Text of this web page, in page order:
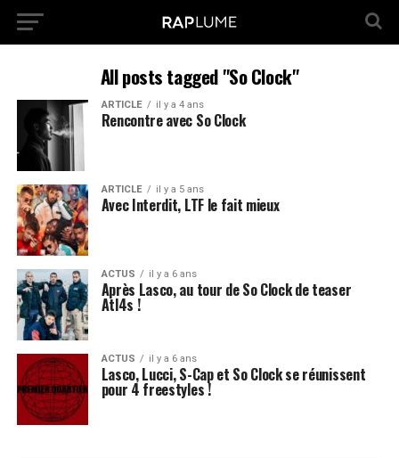
All posts tagged "So Clock"
ARTICLE il y a 4 ans
Rencontre avec So Clock
ARTICLE il y a 5 ans
Avec Interdit, LTF le fait mieux
ACTUS il y a 6 ans
Après Lasco, au tour de So Clock de teaser
Atl4s !
ACTUS il y a 6 ans
Lasco, Lucci, S-Cap et So Clock se réunissent
pour 4 freestyles !